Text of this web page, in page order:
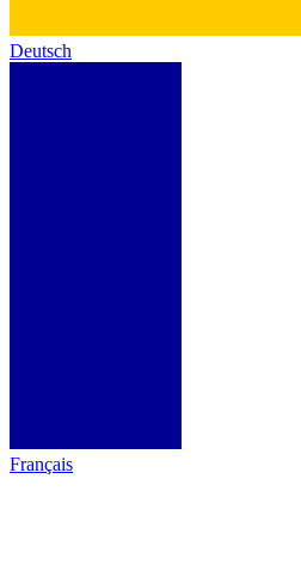
Deutsch
Français